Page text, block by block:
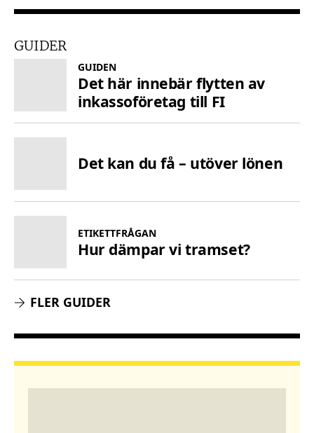
GUIDER
GUIDEN
Det här innebär flytten av
inkassoföretag till FI
Det kan du få – utöver lönen
ETIKETTFRÅGAN
Hur dämpar vi tramset?
FLER GUIDER